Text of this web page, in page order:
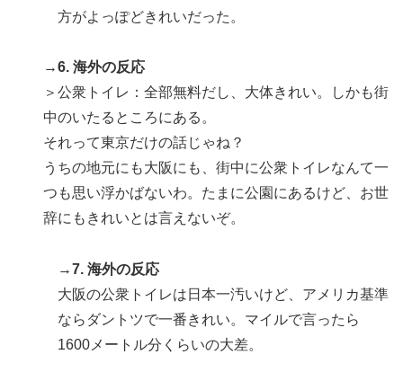
方がよっぽどきれいだった。
→6. 海外の反応
＞公衆トイレ：全部無料だし、大体きれい。しかも街
中のいたるところにある。
それって東京だけの話じゃね？
うちの地元にも大阪にも、街中に公衆トイレなんて一
つも思い浮かばないわ。たまに公園にあるけど、お世
辞にもきれいとは言えないぞ。
→7. 海外の反応
大阪の公衆トイレは日本一汚いけど、アメリカ基準
ならダントツで一番きれい。マイルで言ったら
1600メートル分くらいの大差。